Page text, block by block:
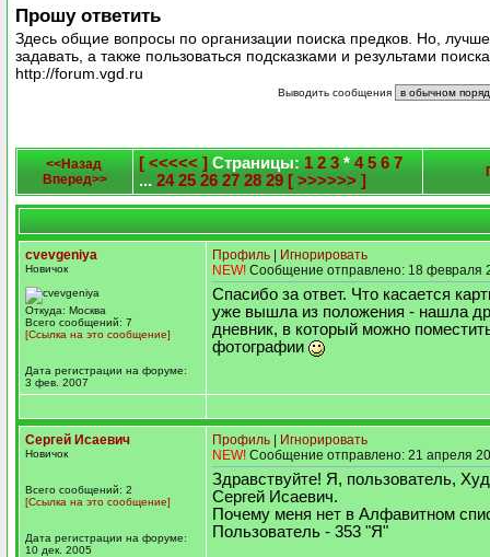
Прошу ответить
Здесь общие вопросы по организации поиска предков. Но,
задавать, а также пользоваться подсказками и результами
http://forum.vgd.ru
Выводить сообщения
<<Назад
Вперед>>
[ <<<<< ] Страницы: 1 2 3 * 4 5 6 7
... 24 25 26 27 28 29 [ >>>>>> ]
cvevgeniya
Новичок
Откуда: Москва
Всего сообщений: 7
[Ссылка на это сообщение]
Дата регистрации на форуме:
3 фев. 2007
Профиль
Игнорировать
NEW! Сообщение отправлено: 18 февраля
Спасибо за ответ. Что касается
уже вышла из положения - нашла
дневник, в который можно
фотографии
Сергей Исаевич
Новичок
Всего сообщений: 2
[Ссылка на это сообщение]
Дата регистрации на форуме:
10 дек. 2005
Профиль
Игнорировать
NEW! Сообщение отправлено: 21 апреля
Здравствуйте! Я, пользователь,
Сергей Исаевич.
Почему меня нет в Алфавитном
Пользователь - 353 "Я"